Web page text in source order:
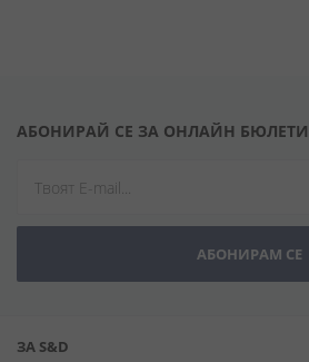
АБОНИРАЙ СЕ ЗА ОНЛАЙН
АБОНИРАМ СЕ
ЗА S&D